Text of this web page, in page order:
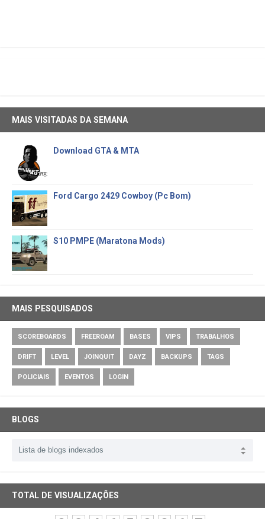
MAIS VISITADAS DA SEMANA
Download GTA & MTA
Ford Cargo 2429 Cowboy (Pc Bom)
S10 PMPE (Maratona Mods)
MAIS PESQUISADOS
SCOREBOARDS FREEROAM BASES VIPS TRABALHOS
DRIFT LEVEL JOINQUIT DAYZ BACKUPS TAGS
POLICIAIS EVENTOS LOGIN
BLOGS
TOTAL DE VISUALIZAÇÕES